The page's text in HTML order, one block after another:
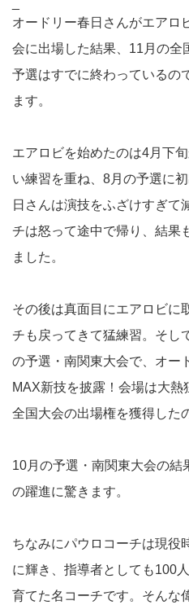
オードリー春日さんがエアロ
会に出場した結果、11月の全
予選はすでに終わっているの
ます。
エアロビを始めたのは4月下
い練習を重ね、8月の予選に
日さんは演技をふざけすぎて
チは怒って途中で帰り、結果
ました。
その後は真面目にエアロビに
チも戻ってきて猛練習。そし
の予選・南関東大会で、オー
MAX新技を披露！会場は大熱
全国大会の出場権を獲得した
10月の予選・南関東大会の結
の躍進に驚きます。
ちなみにパウロコーチは現役
に輝き、指導者としても100
育てた名コーチです。そんな